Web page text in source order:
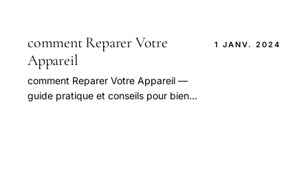
comment Reparer Votre
Appareil
comment Reparer Votre Appareil —
guide pratique et conseils pour bien
1 JANV. 2024